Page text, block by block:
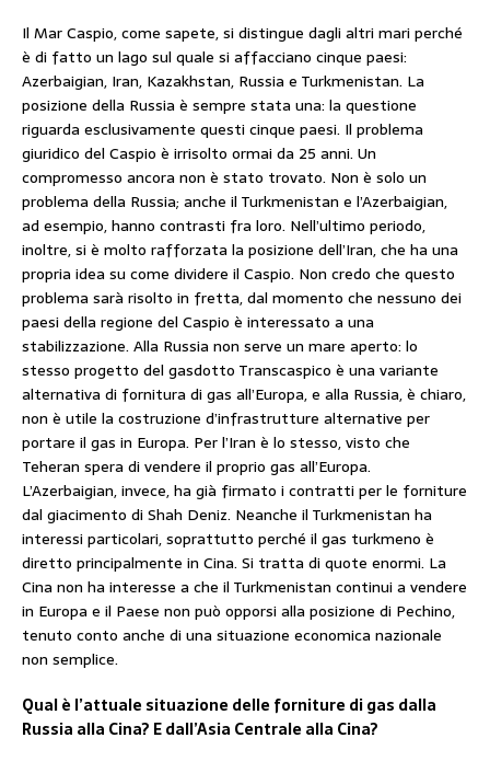
Il Mar Caspio, come sapete, si distingue dagli altri mari perché
è di fatto un lago sul quale si affacciano cinque paesi:
Azerbaigian, Iran, Kazakhstan, Russia e Turkmenistan. La
posizione della Russia è sempre stata una: la questione
riguarda esclusivamente questi cinque paesi. Il problema
giuridico del Caspio è irrisolto ormai da 25 anni. Un
compromesso ancora non è stato trovato. Non è solo un
problema della Russia; anche il Turkmenistan e l’Azerbaigian,
ad esempio, hanno contrasti fra loro. Nell’ultimo periodo,
inoltre, si è molto rafforzata la posizione dell’Iran, che ha una
propria idea su come dividere il Caspio. Non credo che questo
problema sarà risolto in fretta, dal momento che nessuno dei
paesi della regione del Caspio è interessato a una
stabilizzazione. Alla Russia non serve un mare aperto: lo
stesso progetto del gasdotto Transcaspico è una variante
alternativa di fornitura di gas all’Europa, e alla Russia, è chiaro,
non è utile la costruzione d’infrastrutture alternative per
portare il gas in Europa. Per l’Iran è lo stesso, visto che
Teheran spera di vendere il proprio gas all’Europa.
L’Azerbaigian, invece, ha già firmato i contratti per le forniture
dal giacimento di Shah Deniz. Neanche il Turkmenistan ha
interessi particolari, soprattutto perché il gas turkmeno è
diretto principalmente in Cina. Si tratta di quote enormi. La
Cina non ha interesse a che il Turkmenistan continui a vendere
in Europa e il Paese non può opporsi alla posizione di Pechino,
tenuto conto anche di una situazione economica nazionale
non semplice.
Qual è l’attuale situazione delle forniture di gas dalla
Russia alla Cina? E dall’Asia Centrale alla Cina?